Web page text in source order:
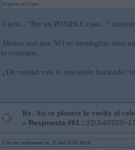
Register or Login
Claro... "Por un POSIBLE caso..."
Menos mal que NO es meningitis, sino
lo contraen...
¿De verdad veis lo que están haciendo
Re: Así se plantea la vuelta al
« Respuesta #61 : 22/Jul/
Cita de: unksensei en 22/Jul/2020~10:28